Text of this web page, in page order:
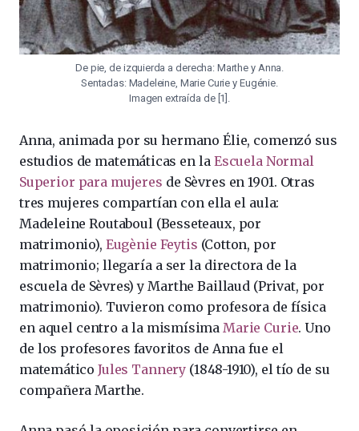
De pie, de izquierda a derecha: Marthe y Anna.
Sentadas: Madeleine, Marie Curie y Eugénie.
Imagen extraída de [1].
Anna, animada por su hermano Élie, comenzó sus
estudios de matemáticas en laEscuela Normal
Superior para mujeres de Sèvres en 1901. Otras
tres mujeres compartían con ella el aula:
Madeleine Routaboul (Besseteaux, por
matrimonio), Eugènie Feytis (Cotton, por
matrimonio; llegaría a ser la directora de la
escuela de Sèvres) y Marthe Baillaud (Privat, por
matrimonio). Tuvieron como profesora de física
en aquel centro a la mismísima Marie Curie. Uno
de los profesores favoritos de Anna fue el
matemáticoJules Tannery (1848-1910), el tío de su
compañera Marthe.